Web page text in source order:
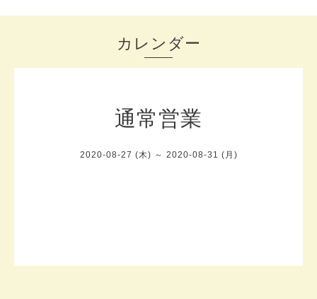
カレンダー
通常営業
2020-08-27 (木) ～ 2020-08-31 (月)